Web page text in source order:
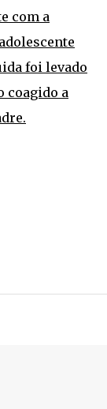
com a
foi levado
coagido a